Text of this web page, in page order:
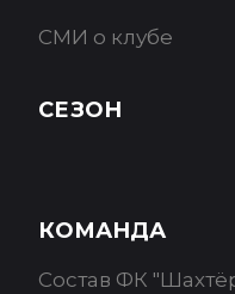
СМИ о клубе
СЕЗОН
КОМАНДА
Состав ФК